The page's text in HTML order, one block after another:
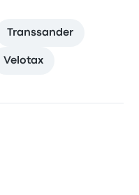
Transsander
Velotax